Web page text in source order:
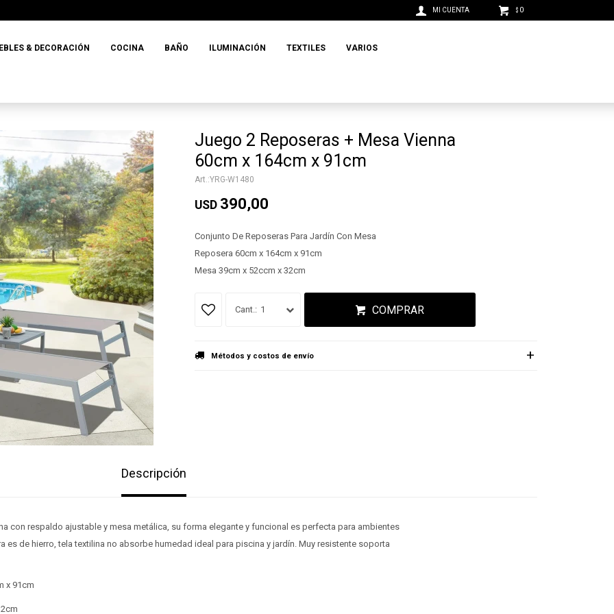
& DECORACIÓN COCINA BAÑO ILUMINACIÓN TEXTILES VARIOS
$ 0
Juego 2 Reposeras + Mesa Vienna
60cm x 164cm x 91cm
YRG-W1480
USD 390,00
Conjunto De Reposeras Para Jardín Con Mesa
Reposera 60cm x 164cm x 91cm
Mesa 39cm x 52ccm x 32cm
1 COMPRAR
Métodos y costos de envío
Descripción
con respaldo ajustable y mesa metálica, su forma elegante y funcional es perfecta para ambientes
es de hierro, tela textilina no absorbe humedad ideal para piscina y jardín. Muy resistente soporta
x 91cm